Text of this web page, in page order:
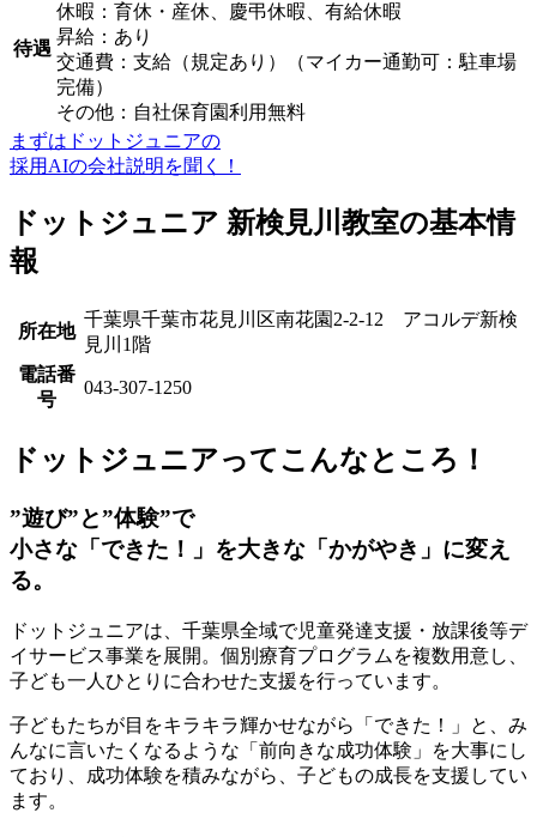
待遇
休暇：育休・産休、慶弔休暇、有給休暇
昇給：あり
交通費：支給（規定あり）（マイカー通勤可：駐車場
完備）
その他：自社保育園利用無料
まずはドットジュニアの
採用AIの会社説明を聞く！
ドットジュニア 新検見川教室の基本情
報
所在地
千葉県千葉市花見川区南花園2-2-12 アコルデ新検
見川1階
電話番
号
043-307-1250
ドットジュニアってこんなところ！
”遊び”と”体験”で
小さな「できた！」を大きな「かがやき」に変え
る。
ドットジュニアは、 千葉県全域で児童発達支援・放課後等デ
イサービス事業を展開 。個別療育プログラムを複数用意し、
子ども一人ひとりに合わせた支援を行っています。
子どもたちが目をキラキラ輝かせながら「できた！」と、み
んなに言いたくなるような「前向きな成功体験」を大事にし
ており
、成功体験を積みながら、子どもの成長を支援してい
ます。